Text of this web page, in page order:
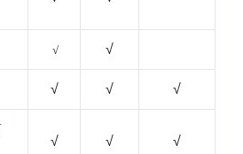
√ √
√ √ √
√ √ √